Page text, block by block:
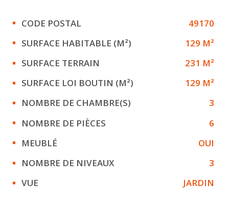
Caractérisque Valeurs
CODE POSTAL
49170
SURFACE HABITABLE (M²)
129 M²
SURFACE TERRAIN
231 M²
SURFACE LOI BOUTIN (M²)
129 M²
NOMBRE DE CHAMBRE(S)
3
NOMBRE DE PIÈCES
6
MEUBLÉ
OUI
NOMBRE DE NIVEAUX
3
VUE
JARDIN